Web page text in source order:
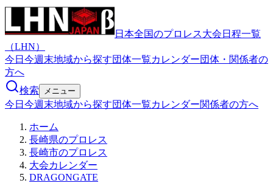
日本全国のプロレス大会日程一覧
（LHN）
今日 今週末地域から探す団体一覧カレンダー団体・関係者の
方へ
検索
メニュー
今日 今週末地域から探す団体一覧カレンダー関係者の方へ
ホーム
長崎県のプロレス
長崎市のプロレス
大会カレンダー
DRAGONGATE